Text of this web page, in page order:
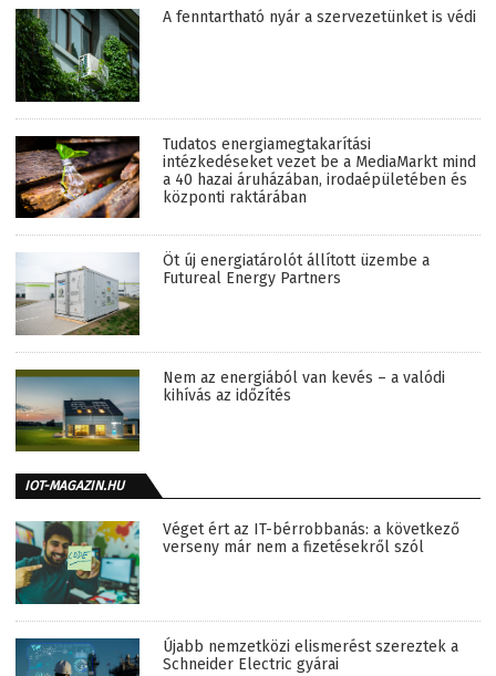
A fenntartható nyár a szervezetünket is védi
Tudatos energiamegtakarítási
intézkedéseket vezet be a MediaMarkt mind
a 40 hazai áruházában, irodaépületében és
központi raktárában
Öt új energiatárolót állított üzembe a
Futureal Energy Partners
Nem az energiából van kevés – a valódi
kihívás az időzítés
IOT-MAGAZIN.HU
Véget ért az IT-bérrobbanás: a következő
verseny már nem a fizetésekről szól
Újabb nemzetközi elismerést szereztek a
Schneider Electric gyárai